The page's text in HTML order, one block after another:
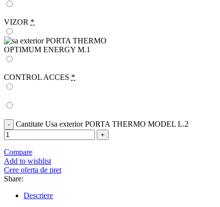
VIZOR *
CONTROL ACCES *
Cantitate Usa exterior PORTA THERMO MODEL L.2
Compare
Add to wishlist
Cere oferta de pret
Share:
Descriere